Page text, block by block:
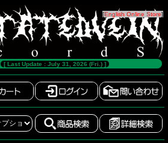
[English Online Store]
[ Last Update : July 31, 2026 (Fri.) ]